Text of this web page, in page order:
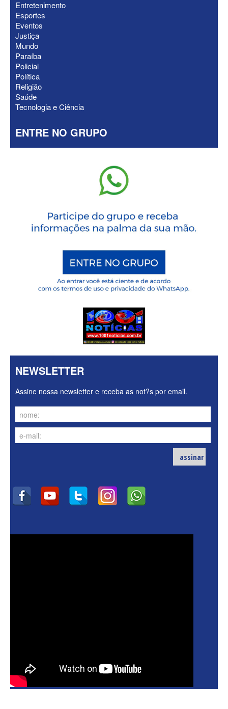
do nome do vice
Entretenimento
Esportes
Eventos
Justiça
Mundo
Paraíba
Policial
Política
Religião
Saúde
Tecnologia e Ciência
ENTRE NO GRUPO
NEWSLETTER
Assine nossa newsletter e receba as not?s por email.